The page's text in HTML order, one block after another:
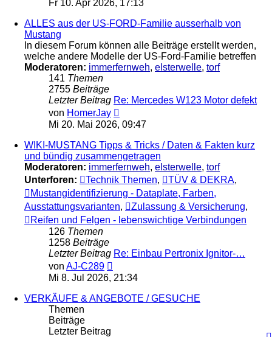
Fr 10. Apr 2026, 17:13
ALLES aus der US-FORD-Familie ausserhalb von
Mustang
In diesem Forum können alle Beiträge erstellt werden,
welche andere Modelle der US-Ford-Familie betreffen
Moderatoren: immerfernweh, elsterwelle, torf
141 Themen
2755 Beiträge
Letzter Beitrag Re: Mercedes W123 Motor defekt
von HomerJay
Beitrag
Mi 20. Mai 2026, 09:47
WIKI-MUSTANG Tipps & Tricks / Daten & Fakten kurz
und bündig zusammengetragen
Moderatoren: immerfernweh, elsterwelle, torf
Unterforen:
Technik Themen, TÜV & DEKRA,
Mustangidentifizierung - Dataplate, Farben,
Ausstattungsvarianten, Zulassung & Versicherung,
Reifen und Felgen - lebenswichtige Verbindungen
126 Themen
1258 Beiträge
Letzter Beitrag Re: Einbau Pertronix Ignitor-…
von AJ-C289
Beitrag
Mi 8. Jul 2026, 21:34
VERKÄUFE & ANGEBOTE / GESUCHE
Themen
Beiträge
Letzter Beitrag